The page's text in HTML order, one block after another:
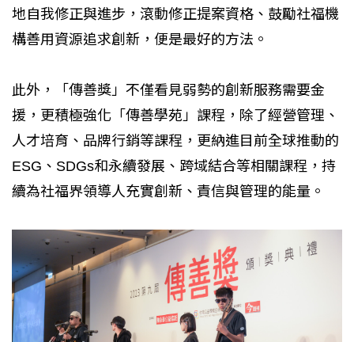
地自我修正與進步，滾動修正提案資格、鼓勵社福機
構善用資源追求創新，便是最好的方法。
此外，「傳善獎」不僅看見弱勢的創新服務需要金
援，更積極強化「傳善學苑」課程，除了經營管理、
人才培育、品牌行銷等課程，更納進目前全球推動的
ESG、SDGs和永續發展、跨域結合等相關課程，持
續為社福界領導人充實創新、責信與管理的能量。